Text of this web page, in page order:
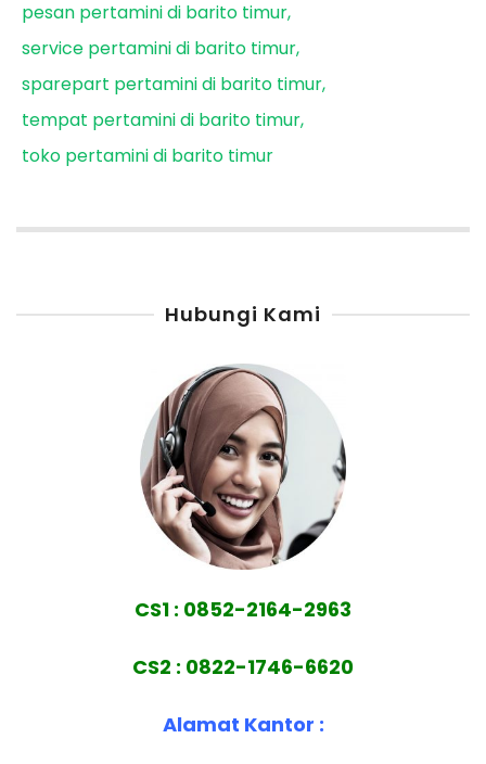
pesan pertamini di barito timur
service pertamini di barito timur
sparepart pertamini di barito timur
tempat pertamini di barito timur
toko pertamini di barito timur
Hubungi Kami
CS1 : 0852-2164-2963
CS2 : 0822-1746-6620
Alamat Kantor :